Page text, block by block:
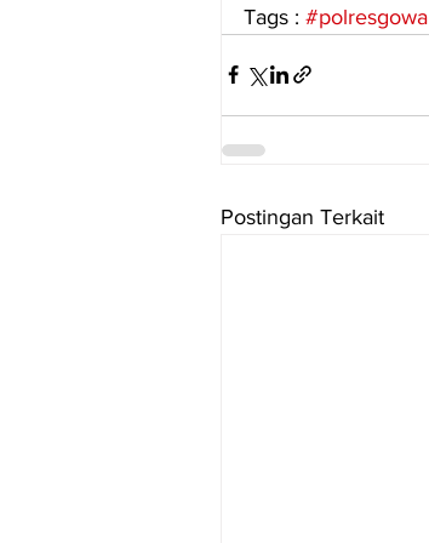
Tags : #polresgowa
Postingan Terkait